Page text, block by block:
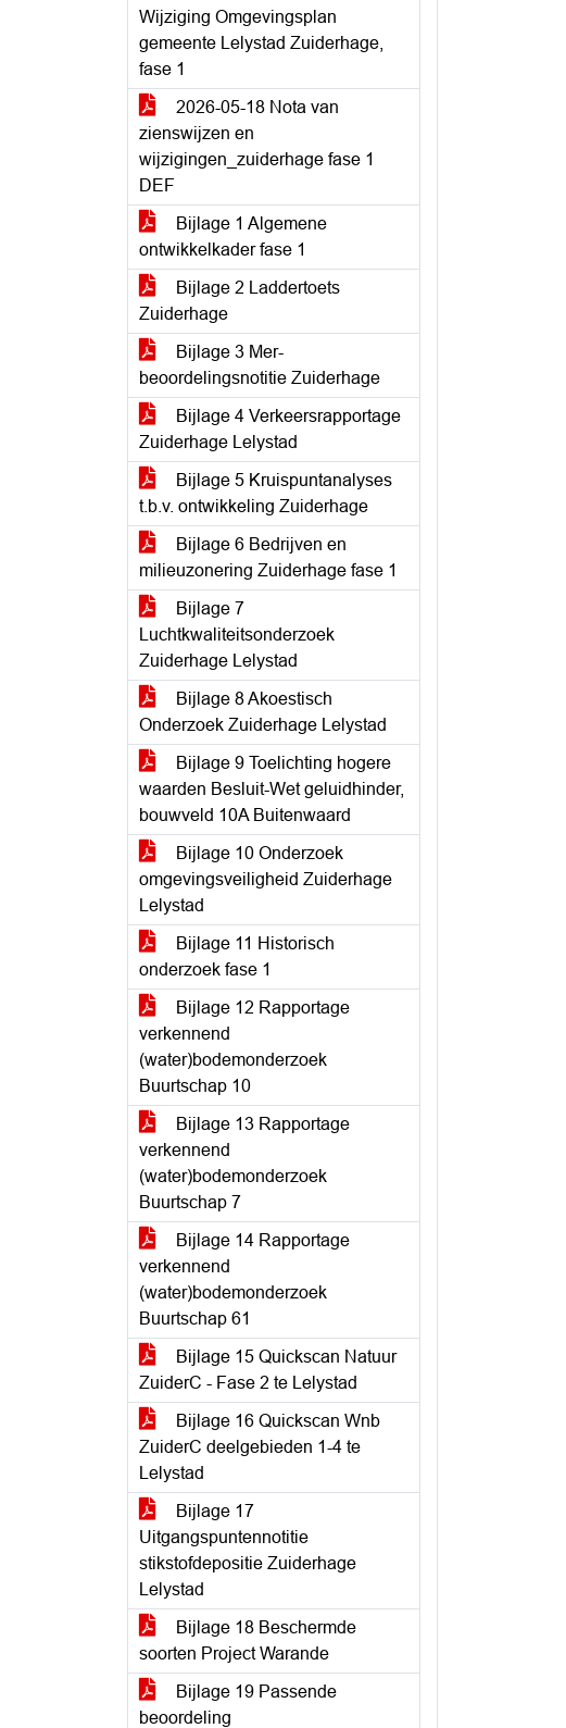
Wijziging Omgevingsplan
gemeente Lelystad Zuiderhage,
fase 1
2026-05-18 Nota van
zienswijzen en
wijzigingen_zuiderhage fase 1
DEF
Bijlage 1 Algemene
ontwikkelkader fase 1
Bijlage 2 Laddertoets
Zuiderhage
Bijlage 3 Mer-
beoordelingsnotitie Zuiderhage
Bijlage 4 Verkeersrapportage
Zuiderhage Lelystad
Bijlage 5 Kruispuntanalyses
t.b.v. ontwikkeling Zuiderhage
Bijlage 6 Bedrijven en
milieuzonering Zuiderhage fase 1
Bijlage 7
Luchtkwaliteitsonderzoek
Zuiderhage Lelystad
Bijlage 8 Akoestisch
Onderzoek Zuiderhage Lelystad
Bijlage 9 Toelichting hogere
waarden Besluit-Wet geluidhinder,
bouwveld 10A Buitenwaard
Bijlage 10 Onderzoek
omgevingsveiligheid Zuiderhage
Lelystad
Bijlage 11 Historisch
onderzoek fase 1
Bijlage 12 Rapportage
verkennend
(water)bodemonderzoek
Buurtschap 10
Bijlage 13 Rapportage
verkennend
(water)bodemonderzoek
Buurtschap 7
Bijlage 14 Rapportage
verkennend
(water)bodemonderzoek
Buurtschap 61
Bijlage 15 Quickscan Natuur
ZuiderC - Fase 2 te Lelystad
Bijlage 16 Quickscan Wnb
ZuiderC deelgebieden 1-4 te
Lelystad
Bijlage 17
Uitgangspuntennotitie
stikstofdepositie Zuiderhage
Lelystad
Bijlage 18 Beschermde
soorten Project Warande
Bijlage 19 Passende
beoordeling